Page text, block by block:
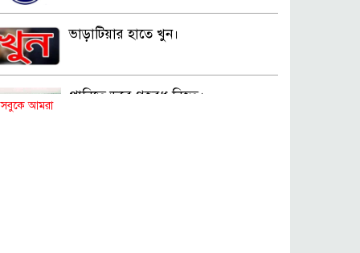
ভাড়াটিয়ার হাতে খুন।
পানিতে ডুবে গৃহবধূ নিহত।
আমরা